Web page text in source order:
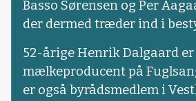
Basso Sørensen og Per
der dermed træder ind i
52-årige Henrik Dalgaard er
mælkeproducent på
er også byrådsmedlem i